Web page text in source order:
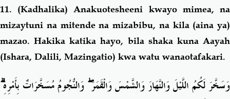
11. (Kadhalika)Anakuotesheeni kwayo mimea, na
mizaytuni na mitende na mizabibu, na kila (aina ya)
mazao. Hakika katika hayo, bila shaka kuna Aayah
(Ishara, Dalili, Mazingatio) kwa watu wanaotafakari.
وَسَخَّرَ لَكُمُ اللَّيْلَ وَالنَّهَارَ وَالشَّمْسَ وَالْقَمَرَۖوَالنُّجُومُ مُسَخَّرَاتٌ بِأَمْرِهِۗ